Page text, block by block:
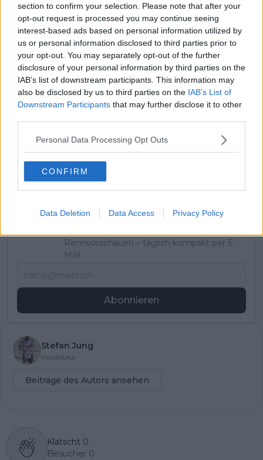
section to confirm your selection. Please note that after your
opt-out request is processed you may continue seeing
interest-based ads based on personal information utilized by
us or personal information disclosed to third parties prior to
your opt-out. You may separately opt-out of the further
disclosure of your personal information by third parties on the
IAB’s list of downstream participants. This information may
also be disclosed by us to third parties on the IAB’s List of
Downstream Participants that may further disclose it to other
Personal Data Processing Opt Outs
CONFIRM
Data Deletion Data Access Privacy Policy
Radsportaktuell-Jahresawards:
UAE Team Emirates nach
dominanter Saison 2025 zur
Mannschaft des Jahres gekürt
„Er kann sich immer noch
verbessern“ – Wie die UAE Tadej
Pogacars nächste Evolutionsstufe
planen
Jetzt kostenlos den RadsportAktuell-
Newsletter abonnieren!
Nachdem du auf „Abonnieren“ geklickt hast,
einigen Lesern landet diese im Spam-
Ordner – überprüfe ihn daher bitte ebenfalls.
Rennvorschauen – täglich kompakt per E-
Mail.
Abonnieren
Stefan Jung
Redakteur
Beiträge des Autors ansehen
Klatscht 0
Besucher 0